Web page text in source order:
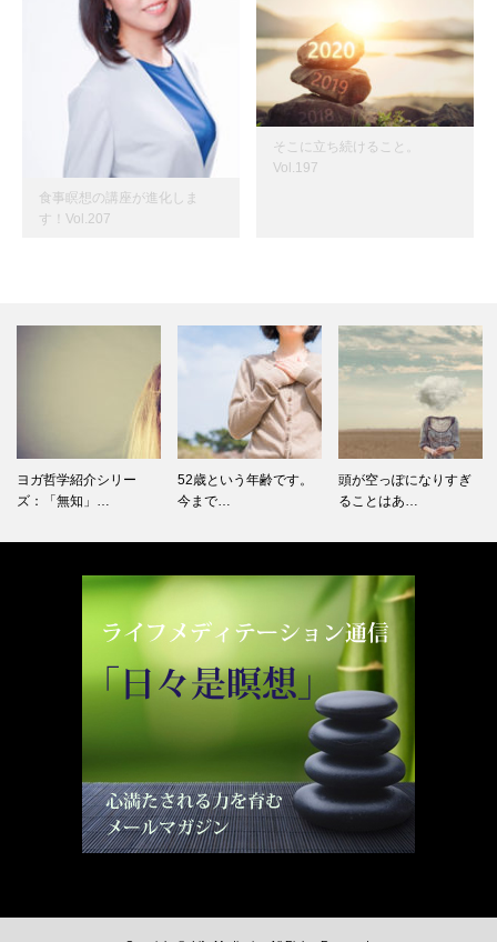
食事瞑想の講座が進化しま
す！Vol.207
そこに立ち続けること。
Vol.197
ヨガ哲学紹介シリー
ズ：「無知」…
52歳という年齢です。
今まで…
頭が空っぽになりすぎ
ることはあ…